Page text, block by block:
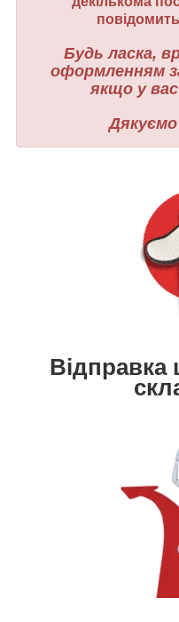
Будь ласка,
оформленням
якщо у вас
Дякуємо
Відправка